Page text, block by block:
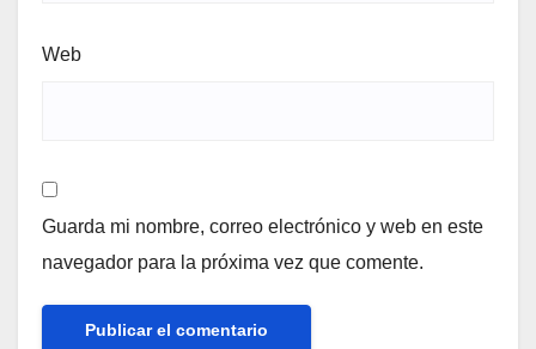
Web
Guarda mi nombre, correo electrónico y web en este
navegador para la próxima vez que comente.